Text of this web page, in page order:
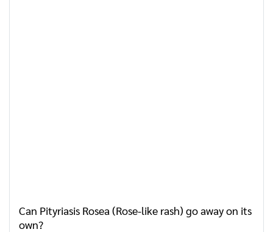
Can Pityriasis Rosea (Rose-like rash) go away on its
own?